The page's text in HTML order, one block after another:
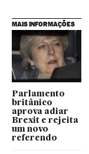
MAIS INFORMAÇÕES
Parlamento
britânico
aprova adiar
Brexit e rejeita
um novo
referendo